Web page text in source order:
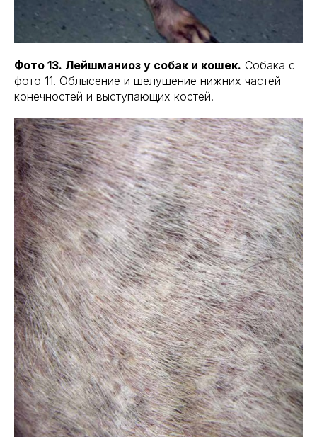
Фото 13. Лейшманиоз у собак и кошек. Собака с
фото 11. Облысение и шелушение нижних частей
конечностей и выступающих костей.